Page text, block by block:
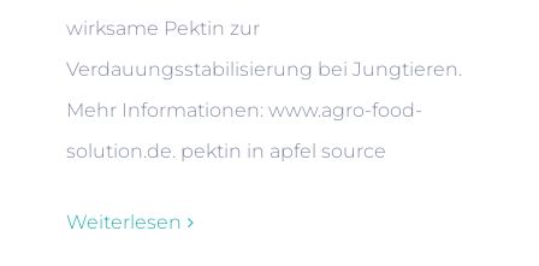
wirksame Pektin zur
Verdauungsstabilisierung bei Jungtieren.
Mehr Informationen: www.agro-food-
solution.de. pektin in apfel source
Weiterlesen